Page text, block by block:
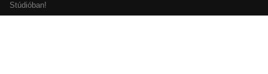
Stúdióban!